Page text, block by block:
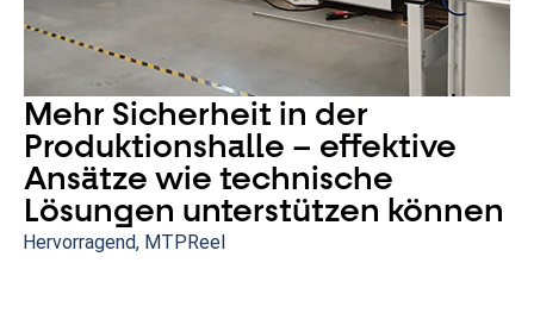
Mehr Sicherheit in der
Produktionshalle – effektive
Ansätze wie technische
Lösungen unterstützen können
Hervorragend, MTPReel